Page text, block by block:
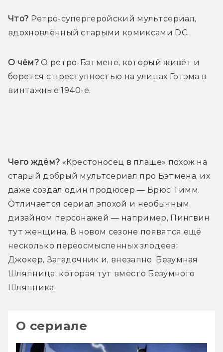
Что? Ретро-супергеройский мультсериал,
вдохновлённый старыми комиксами DC.
О чём? О ретро-Бэтмене, который живёт и
борется с преступностью на улицах Готэма в
винтажные 1940-е.
Чего ждём? «Крестоносец в плаще» похож на
старый добрый мультсериал про Бэтмена, их
даже создал один продюсер — Брюс Тимм.
Отличается сериал эпохой и необычным
дизайном персонажей — например, Пингвин
тут женщина. В новом сезоне появятся ещё
несколько переосмысленных злодеев:
Джокер, Загадочник и, внезапно, Безумная
Шляпница, которая тут вместо Безумного
Шляпника.
О сериале